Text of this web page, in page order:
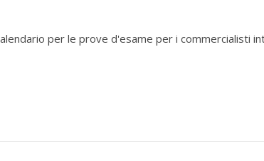
per le prove d'esame per i commercialisti